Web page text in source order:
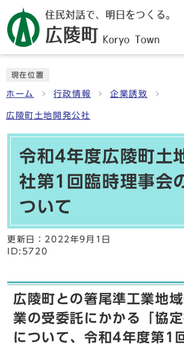
現在位置
ホーム 行政情報 企業誘致
広陵町土地開発公社
令和4年度広陵町土
社第1回臨時理事会
ついて
更新日： 2022年9月1日
ID:5720
広陵町との箸尾準工業地
業の受委託にかかる「協
について、令和4年度第1